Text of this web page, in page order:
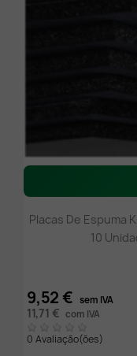
Placas De Espuma
10
9,52 € sem IVA
11,71 € com IVA
0 Avaliação(ões)